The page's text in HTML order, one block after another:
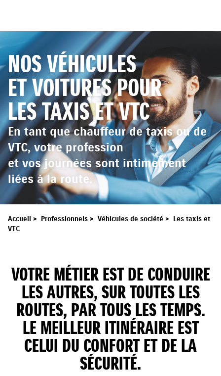
NOS VÉHICULES
ET VOITURES POUR
LES TAXIS ET VTC
En tant que chauffeur de taxis ou de
VTC, votre profession
et vos journées sont intimement
liées à la route.
Accueil > Professionnels > Véhicules de société > Les taxis et
VTC
VOTRE MÉTIER EST DE CONDUIRE
LES AUTRES, SUR TOUTES LES
ROUTES, PAR TOUS LES TEMPS.
LE MEILLEUR ITINÉRAIRE EST
CELUI DU CONFORT ET DE LA
SÉCURITÉ.